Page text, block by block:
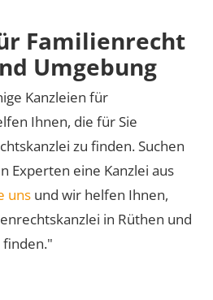
Familienrecht
Umgebung
Kanzleien für
Ihnen, die für Sie
zu finden. Suchen
Experten eine Kanzlei aus
uns und wir helfen Ihnen,
in Rüthen und
finden."